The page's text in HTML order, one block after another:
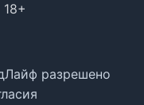
18+
разрешено